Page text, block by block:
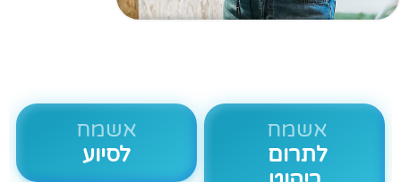
אשמח
לתרום
אשמח
לסיוע